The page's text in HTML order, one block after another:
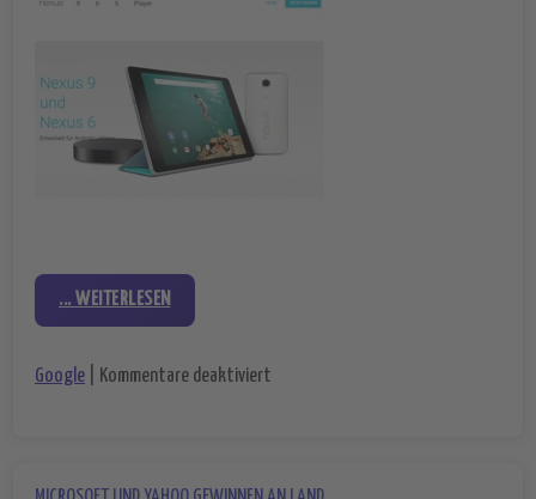
... WEITERLESEN
Google Kommentare deaktiviert